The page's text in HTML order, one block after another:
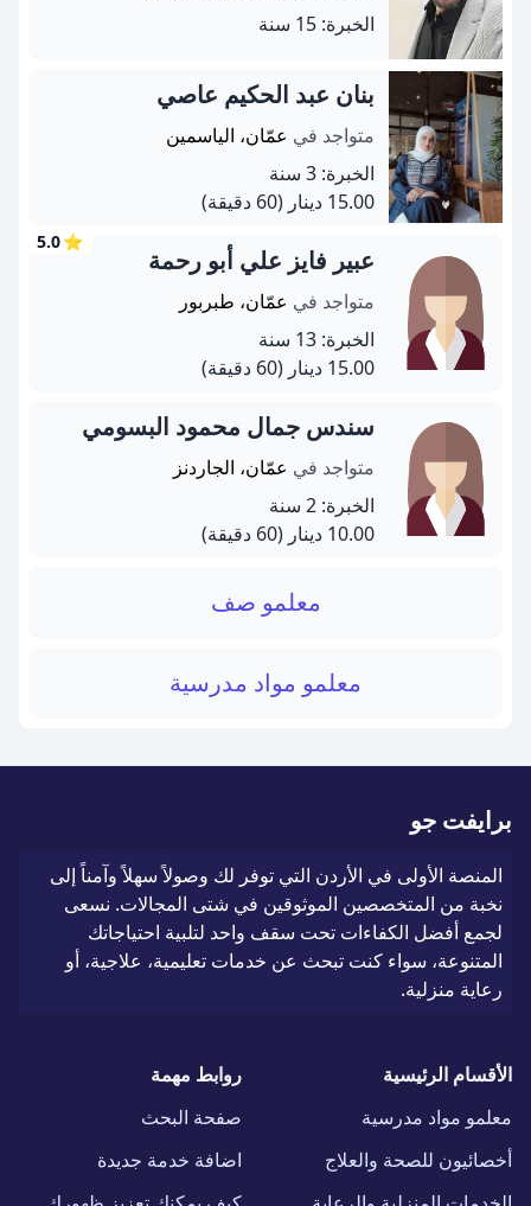
الخبرة: 15 سنة
بنان عبد الحكيم عاصي
متواجد في عمّان، الياسمين
الخبرة: 3 سنة
15.00 دينار
(60 دقيقة)
⭐
5.0
عبير فايز علي أبو رحمة
متواجد في عمّان، طبربور
الخبرة: 13 سنة
15.00 دينار
(60 دقيقة)
سندس جمال محمود البسومي
متواجد في عمّان، الجاردنز
الخبرة: 2 سنة
10.00 دينار
(60 دقيقة)
معلمو صف
معلمو مواد مدرسية
برايفت جو
المنصة الأولى في الأردن التي توفر لك وصولاً سهلاً وآمناً إلى
نخبة من المتخصصين الموثوقين في شتى المجالات. نسعى
لجمع أفضل الكفاءات تحت سقف واحد لتلبية احتياجاتك
المتنوعة، سواء كنت تبحث عن خدمات تعليمية، علاجية، أو
رعاية منزلية.
الأقسام الرئيسية
معلمو مواد مدرسية
أخصائيون للصحة والعلاج
روابط مهمة
صفحة البحث
اضافة خدمة جديدة